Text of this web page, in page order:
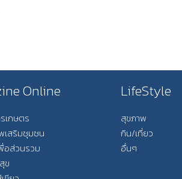
Online
เกษตร
เสริมชุมชน
อส่วนรวม
ข
LifeStyle
สุขภาพ
กิน/เที่ยว
อื่นๆ